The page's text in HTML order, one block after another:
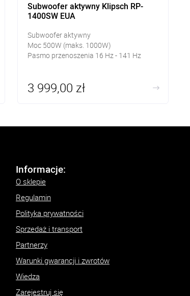
Subwoofer aktywny Klipsch RP-
1400SW EUA
Subwoofer aktywny
Moc 500W (maks. 1000W)
Pasmo przenoszenia 16 Hz - 141 Hz
3 999,00 zł
Informacje:
O sklepie
Regulamin
Polityka prywatności
Sprzedaż i transport
Partnerzy
Warunki gwarancji i zwrotów
Wiedza
Zarejestruj się